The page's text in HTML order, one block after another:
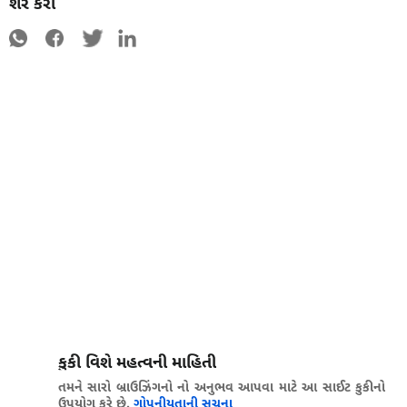
કુકી વિશે મહત્વની માહિતી
તમને સારો બ્રાઉઝિંગનો નો અનુભવ આપવા માટે આ સાઈટ કુકીનો
ઉપયોગ કરે છે. ગોપનીયતાની સૂચના